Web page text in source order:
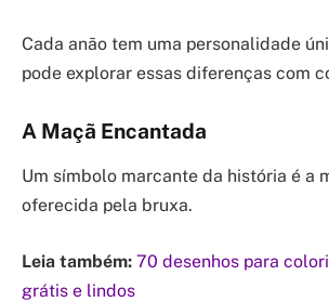
Cada anão tem uma personalidade
pode explorar essas diferenças com
A Maçã Encantada
Um símbolo marcante da história é a
oferecida pela bruxa.
Leia também: 70 desenhos para
grátis e lindos